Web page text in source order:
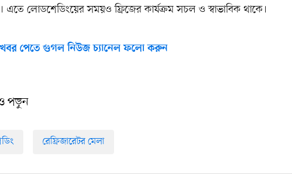
লোডশেডিংয়ের সময়ও ফ্রিজের কার্যক্রম সচল ও স্বাভাবিক থাকে।
পেতে গুগল নিউজ চ্যানেল ফলো করুন
পড়ুন
রেফ্রিজারেটর মেলা